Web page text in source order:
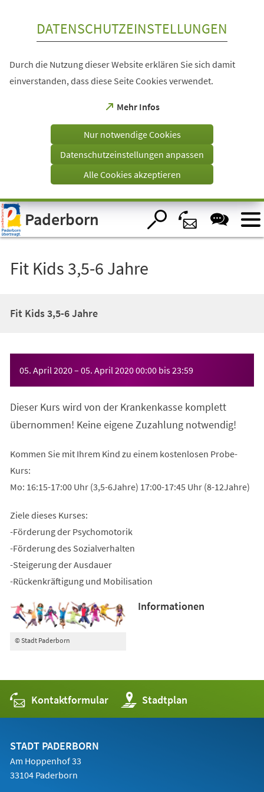
Visuelle
Assistenzsoftware
öffnen.
DATENSCHUTZEINSTELLUNGEN
Durch die Nutzung dieser Website erklären Sie sich damit
einverstanden, dass diese Seite Cookies verwendet.
Mehr Infos
(Öffnet
einem
Tab)
Nur notwendige Cookies
Datenschutzeinstellungen anpassen
Alle Cookies akzeptieren
Paderborn
Fit Kids 3,5-6 Jahre
Fit Kids 3,5-6 Jahre
05. April 2020– 05. April 202000:00 bis23:59
Dieser Kurs wird von der Krankenkasse komplett
übernommen! Keine eigene Zuzahlung notwendig!
Kommen Sie mit Ihrem Kind zu einem kostenlosen Probe-
Kurs:
Mo: 16:15-17:00 Uhr (3,5-6Jahre) 17:00-17:45 Uhr (8-12Jahre)
Ziele dieses Kurses:
-Förderung der Psychomotorik
-Förderung des Sozialverhalten
-Steigerung der Ausdauer
-Rückenkräftigung und Mobilisation
© Stadt Paderborn
Informationen
Kontaktformular Stadtplan
(Öffnet
in
einem
STADT PADERBORN
Am Hoppenhof 33
33104 Paderborn